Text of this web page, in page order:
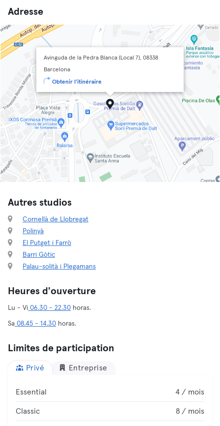
Adresse
Avinguda de la Pedra Blanca (Local 7), 08338
Barcelona
Obtenir l'itinéraire
Autres studios
Cornellà de Llobregat
Polinyà
El Putget i Farrò
Barri Gòtic
Palau-solità i Plegamans
Heures d'ouverture
Lu - Vi 06.30 - 22.30 horas.
Sa 08.45 - 14.30 horas.
Limites de participation
Privé Entreprise
Essential 4 / mois
Classic 8 / mois